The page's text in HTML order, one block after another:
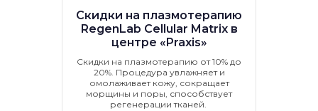
Скидки на плазмотерапию
RegenLab Cellular Matrix в
центре «Praxis»
Скидки на плазмотерапию от 10% до
20%. Процедура увлажняет и
омолаживает кожу, сокращает
морщины и поры, способствует
регенерации тканей.